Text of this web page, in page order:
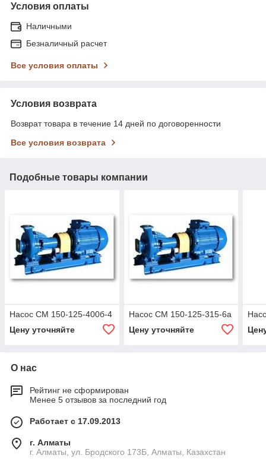
Условия оплаты
Наличными
Безналичный расчет
Все условия оплаты
Условия возврата
Возврат товара в течение 14 дней по договоренности
Все условия возврата
Подобные товары компании
Насос СМ 150-125-400б-4
Цену уточняйте
Насос СМ 150-125-315-6а
Цену уточняйте
О нас
Рейтинг не сформирован
Менее 5 отзывов за последний год
Работает с 17.09.2013
г. Алматы
г. Алматы, ул. Бродского 173Б, Алматы, Казахстан